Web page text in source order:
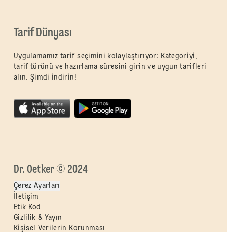
Tarif Dünyası
Uygulamamız tarif seçimini kolaylaştırıyor: Kategoriyi,
tarif türünü ve hazırlama süresini girin ve uygun tarifleri
alın. Şimdi indirin!
Dr. Oetker © 2024
Çerez Ayarları
İletişim
Etik Kod
Gizlilik & Yayın
Kişisel Verilerin Korunması